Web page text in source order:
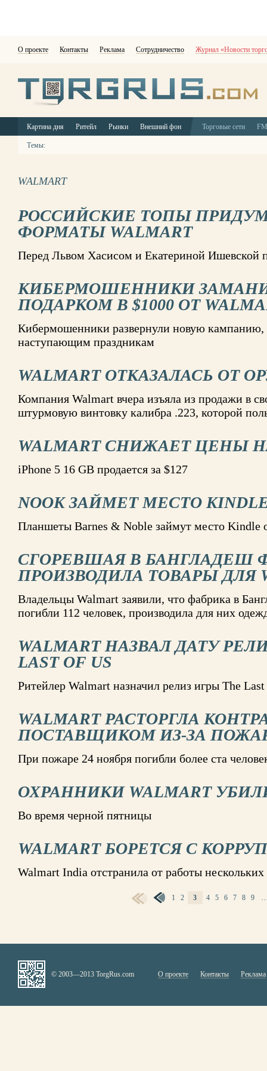
О проекте Контакты Реклама Сотрудничество Журнал «Новости
Картина дня Ритейл Рынки Внешний фон Торговые сети
Темы:
WALMART
РОССИЙСКИЕ ТОПЫ
ФОРМАТЫ WALMART
Перед Львом Хасисом и Екатериной Ишевской
КИБЕРМОШЕННИКИ
ПОДАРКОМ В $1000 ОТ
Кибермошенники развернули новую
наступающим праздникам
WALMART ОТКАЗАЛАСЬ ОТ
Компания Walmart вчера изъяла из продажи в
штурмовую винтовку калибра .223, которой
WALMART СНИЖАЕТ ЦЕНЫ
iPhone 5 16 GB продается за $127
NOOK ЗАЙМЕТ МЕСТО
Планшеты Barnes & Noble займут место Kindle
СГОРЕВШАЯ В БАНГЛАДЕШ
ПРОИЗВОДИЛА ТОВАРЫ ДЛЯ
Владельцы Walmart заявили, что фабрика в
погибли 112 человек, производила для них
WALMART НАЗВАЛ ДАТУ
LAST OF US
Ритейлер Walmart назначил релиз игры The
WALMART РАСТОРГЛА
ПОСТАВЩИКОМ ИЗ-ЗА
При пожаре 24 ноября погибли более ста
ОХРАННИКИ WALMART
Во время черной пятницы
WALMART БОРЕТСЯ С
Walmart India отстранила от работы
1 2 3 4 5 6 7 8 9
© 2003—2013 TorgRus.com О проекте Контакты Реклама